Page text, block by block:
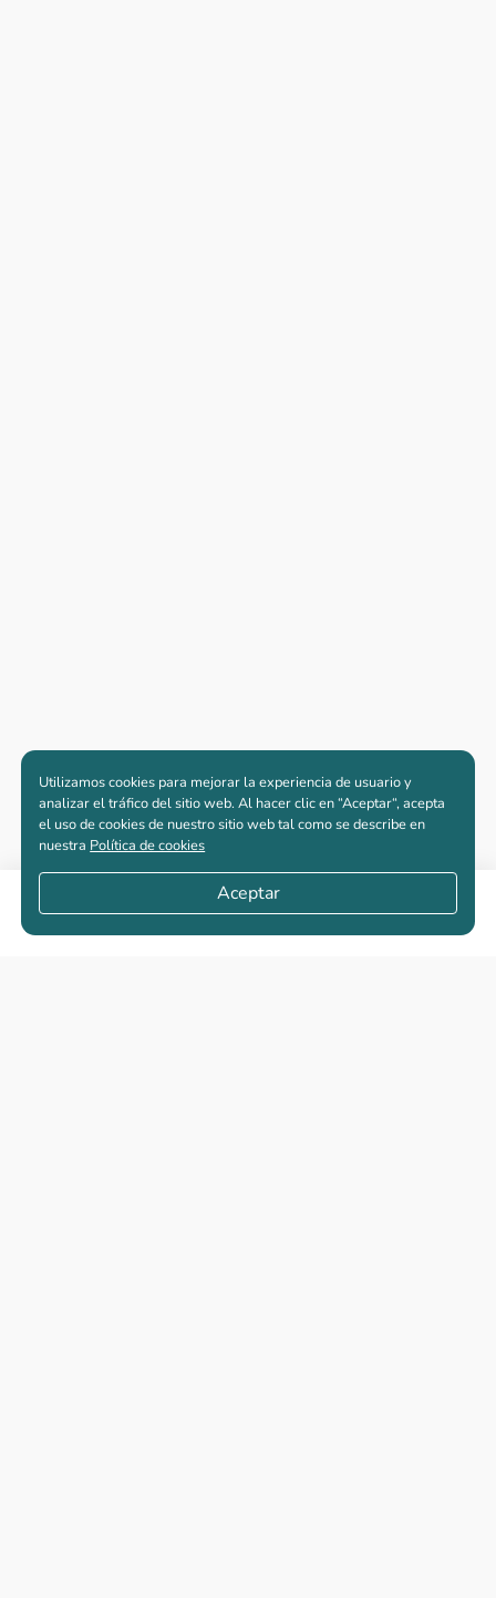
Compartir
Apartamentos nuevos
Utilizamos cookies para mejorar la experiencia de usuario y
analizar el tráfico del sitio web. Al hacer clic en “Aceptar“, acepta
el uso de cookies de nuestro sitio web tal como se describe en
nuestra Política de cookies
Aceptar